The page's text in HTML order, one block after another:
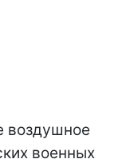
воздушное
военных